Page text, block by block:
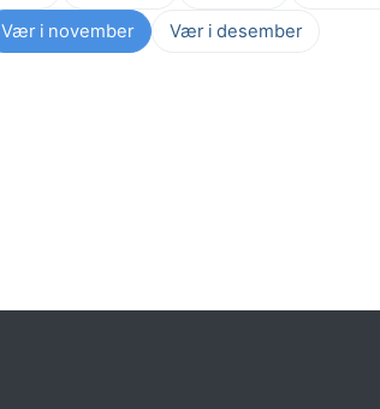
Vær i november Vær i desember